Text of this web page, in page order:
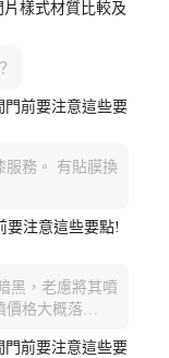
樣式材質比較及
門前要注意這些要
服務。 有貼膜換
要注意這些要點!
黑，老慮將其噴
價格大概落…
門前要注意這些要